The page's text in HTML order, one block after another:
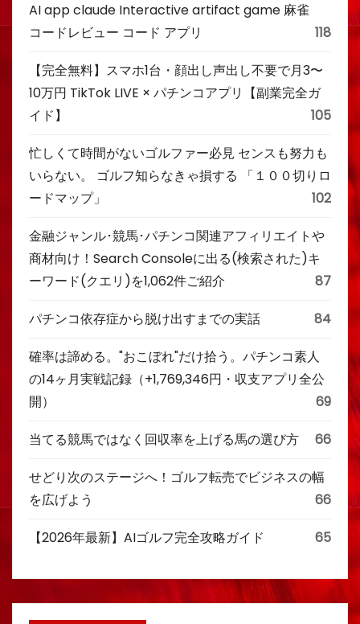
AI app claude Interactive artifact game 麻雀
コードレビュー コード アプリ
118
【完全無料】スマホ1台・顔出し声出し不要で月3〜
10万円 TikTok LIVE × パチンコアプリ【副業完全ガ
イド】
105
忙しくて時間がないゴルファー必見 センスも努力も
いらない。 ゴルフ知らなきゃ損する 「１００切りロ
ードマップ」
102
金融ジャンル･競馬･パチンコ関連アフィリエイトや
商材向け！Search Consoleに出る(検索された)キ
ーワード(クエリ)を1,062件ご紹介
87
パチンコ依存症から脱け出すまでの実話 84
確率は諦める。"おこぼれ"だけ拾う。パチンコ素人
の14ヶ月実戦記録（+1,769,346円・収支アプリ全公
開）
69
当てる競馬ではなく回収率を上げる馬の選び方 66
せどり次のステージへ！ゴルフ転売でビジネスの幅
を広げよう
66
【2026年最新】AIゴルフ完全攻略ガイド 65